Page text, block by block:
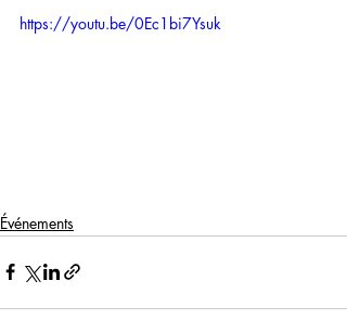
https://youtu.be/0Ec1bi7Ysuk
Événements